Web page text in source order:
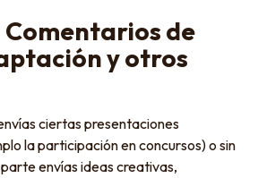
Comentarios de
y otros
ciertas presentaciones
la participación en concursos) o sin
envías ideas creativas,